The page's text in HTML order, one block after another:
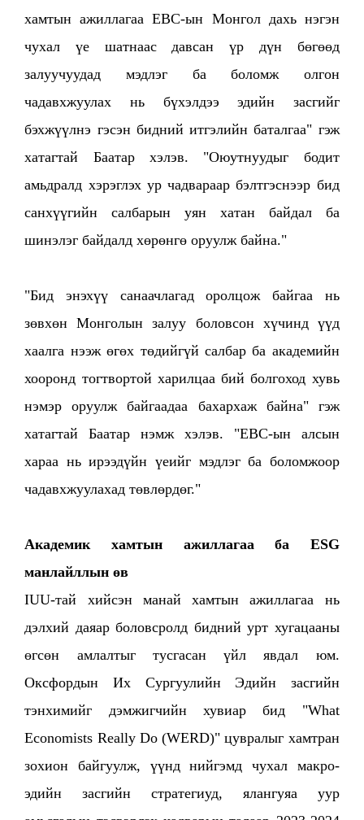
хамтын ажиллагаа EBC-ын Монгол дахь нэгэн
чухал үе шатнаас давсан үр дүн бөгөөд
залуучуудад мэдлэг ба боломж олгон
чадавхжуулах нь бүхэлдээ эдийн засгийг
бэхжүүлнэ гэсэн бидний итгэлийн баталгаа" гэж
хатагтай Баатар хэлэв. "Оюутнуудыг бодит
амьдралд хэрэглэх ур чадвараар бэлтгэснээр бид
санхүүгийн салбарын уян хатан байдал ба
шинэлэг байдалд хөрөнгө оруулж байна."
"Бид энэхүү санаачлагад оролцож байгаа нь
зөвхөн Монголын залуу боловсон хүчинд үүд
хаалга нээж өгөх төдийгүй салбар ба академийн
хооронд тогтвортой харилцаа бий болгоход хувь
нэмэр оруулж байгаадаа бахархаж байна" гэж
хатагтай Баатар нэмж хэлэв. "EBC-ын алсын
хараа нь ирээдүйн үеийг мэдлэг ба боломжоор
чадавхжуулахад төвлөрдөг."
Академик хамтын ажиллагаа ба ESG
манлайллын өв
IUU-тай хийсэн манай хамтын ажиллагаа нь
дэлхий даяар боловсролд бидний урт хугацааны
өгсөн амлалтыг тусгасан үйл явдал юм.
Оксфордын Их Сургуулийн Эдийн засгийн
тэнхимийг дэмжигчийн хувиар бид "What
Economists Really Do (WERD)" цувралыг хамтран
зохион байгуулж, үүнд нийгэмд чухал макро-
эдийн засгийн стратегиуд, ялангуяа уур